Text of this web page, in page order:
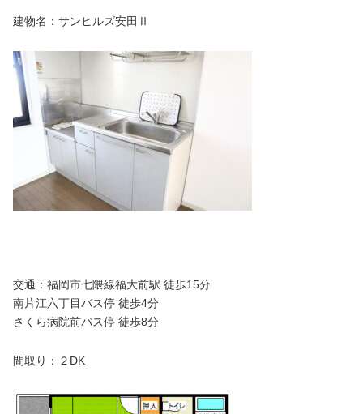
建物名：サンヒルズ安田Ⅱ
交通：福岡市七隈線福大前駅 徒歩15分
南片江六丁目バス停 徒歩4分
さくら病院前バス停 徒歩8分
間取り：２DK